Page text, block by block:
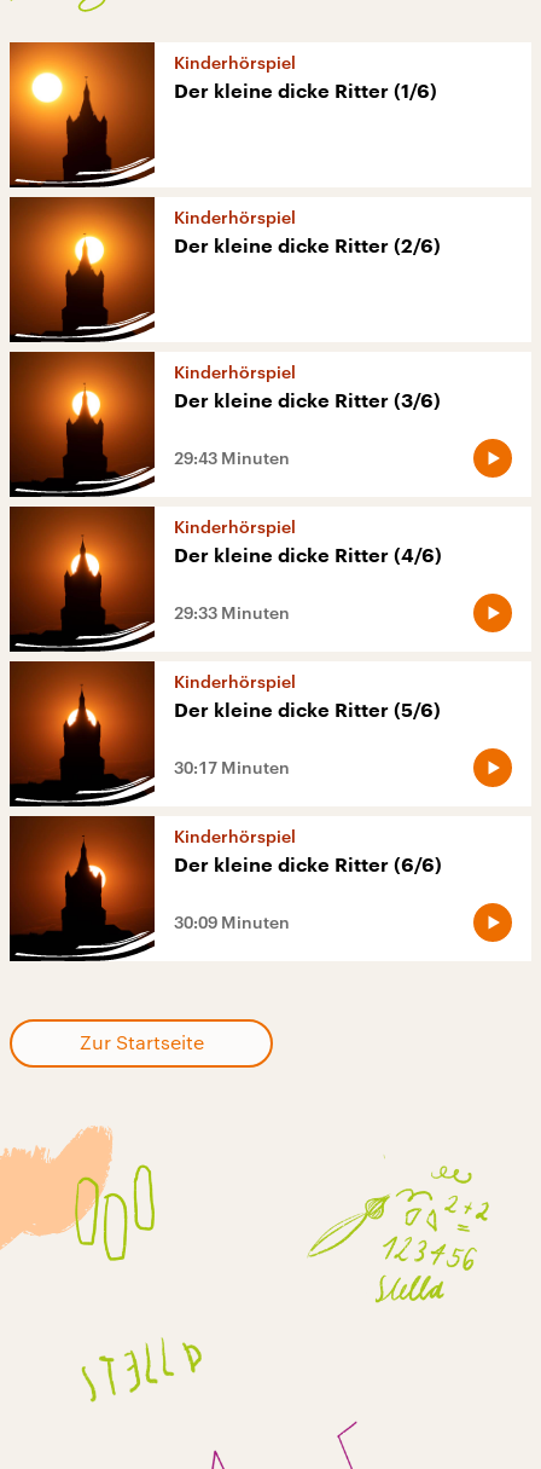
Kinderhörspiel
Der kleine dicke Ritter (1/6)
Kinderhörspiel
Der kleine dicke Ritter (2/6)
Kinderhörspiel
Der kleine dicke Ritter (3/6)
29:43 Minuten
Kinderhörspiel
Der kleine dicke Ritter (4/6)
29:33 Minuten
Kinderhörspiel
Der kleine dicke Ritter (5/6)
30:17 Minuten
Kinderhörspiel
Der kleine dicke Ritter (6/6)
30:09 Minuten
Zur Startseite